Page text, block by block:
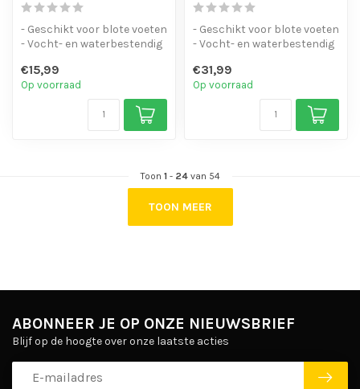
- Geschikt voor blote voeten
- Vocht- en waterbestendig
€15,99
Op voorraad
- Geschikt voor blote voeten
- Vocht- en waterbestendig
€31,99
Op voorraad
Toon 1- 24van 54
TOON MEER
ABONNEER JE OP ONZE NIEUWSBRIEF
Blijf op de hoogte over onze laatste acties